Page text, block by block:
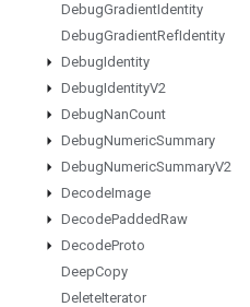
DebugGradientIdentity
DebugGradientRefIdentity
DebugIdentity
DebugIdentityV2
DebugNanCount
DebugNumericSummary
DebugNumericSummaryV2
DecodeImage
DecodePaddedRaw
DecodeProto
DeepCopy
DeleteIterator